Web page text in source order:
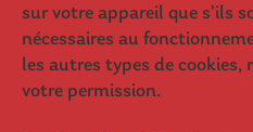
sur votre appareil que s’ils
nécessaires au
les autres types de cookies,
votre permission.